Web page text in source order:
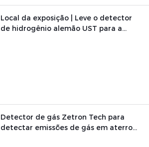
Local da exposição | Leve o detector
de hidrogênio alemão UST para a
Detector de gás Zetron Tech para
detectar emissões de gás em aterro